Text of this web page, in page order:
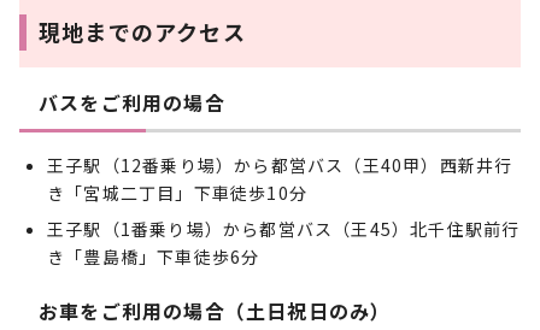
現地までのアクセス
バスをご利用の場合
王子駅（12番乗り場）から都営バス（王40甲）西新井行
き「宮城二丁目」下車徒歩10分
王子駅（1番乗り場）から都営バス（王45）北千住駅前行
き「豊島橋」下車徒歩6分
お車をご利用の場合（土日祝日のみ）